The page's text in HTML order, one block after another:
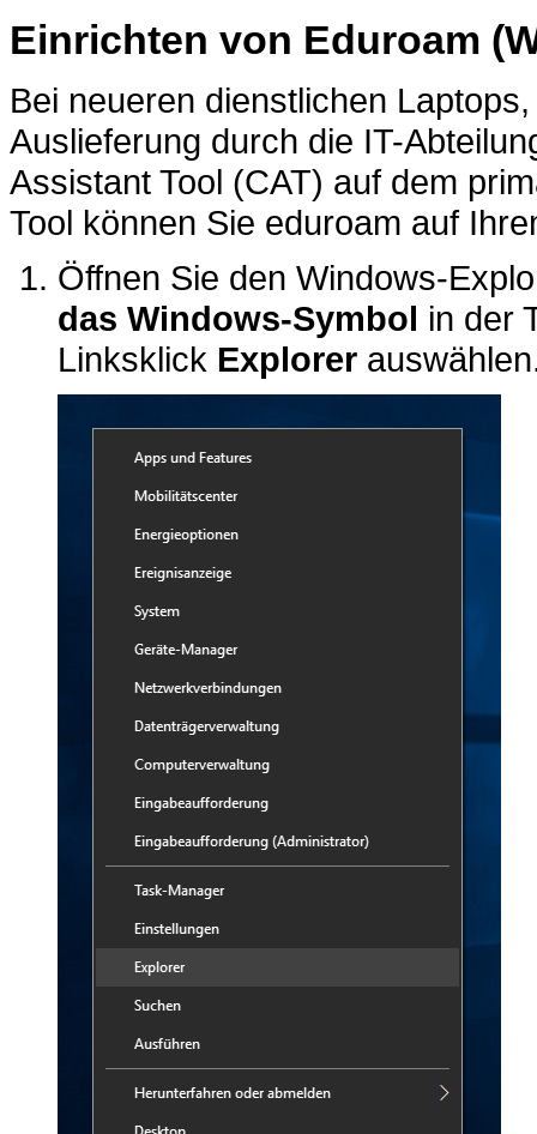
Einrichten von Eduroam
Bei neueren dienstlichen
Auslieferung durch die IT-
Assistant Tool (CAT) auf dem
Tool können Sie eduroam auf
Öffnen Sie den Windows-
das Windows-Symbol in der
Linksklick Explorer